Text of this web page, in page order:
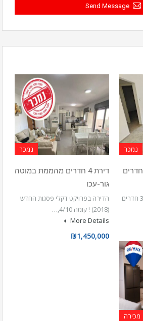
Send Message
נמכר
בבלעדיות! דירת גן 3.5 חדרים
למכירה במעלות, דירת גן 3.5 חדרים
נמכר
דירת 4 חדרים מהממת במוטה
גור-עכו
הדירה בפרויקט דקלי פסגות החדש
(2018) ! קומה 4/10,…
More Details
₪1,450,000
מכירה